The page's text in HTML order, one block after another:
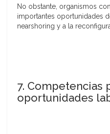
No obstante, organismos
importantes oportunidades
nearshoring y a la
7. Competencias
oportunidades